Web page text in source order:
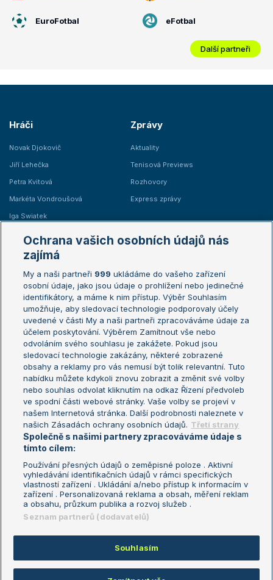
EuroFotbal eFotbal
Další partneři
Hráči
Novak Djokovič
Jiří Lehečka
Petra Kvitová
Markéta Vondroušová
Iga Swiatek
Zprávy
Aktuality
Tenisová Previews
Rozhovory
Express zprávy
Žebříčky
Žebříček ATP (muži)
Žebříček WTA (ženy)
Sázkařský žebříček
Australian Open
French Open
Wimbledon
US Open
Turnaj mistrů
Turnaj mistryň
Aktualní trendy
Fotbalové přestupy
Livesport Daily
LS Prague Open
Podmínky užití
Nastavení soukromí
GDPR a žurnalistika
Reklama
Kontakt
Informace o zpracování osobních
údajů
Copyright © 2008-2026 TenisPortal.cz. Využíváme zpravodajství ČTK.
Ochrana vašich osobních údajů nás
zajímá
My a naši partneři 999 ukládáme do vašeho zařízení
osobní údaje, jako jsou údaje o prohlížení nebo jedinečné
identifikátory, a máme k nim přístup. Výběr Souhlasím
umožňuje, aby sledovací technologie podporovaly účely
uvedené v části My a naši partneři zpracováváme údaje za
účelem poskytování. Výběrem Zamítnout vše nebo
odvoláním svého souhlasu je zakážete. Pokud jsou
sledovací technologie zakázány, některé zobrazené
obsahy a reklamy pro vás nemusí být tolik relevantní. Tuto
nabídku můžete kdykoli znovu zobrazit a změnit své volby
nebo souhlas odvolat kliknutím na odkaz Řízení předvoleb
ve spodní části webové stránky. Vaše volby se projeví v
našem Internetová stránka. Další podrobnosti naleznete v
našich Zásadách ochrany osobních údajů. Třetí strany
Společně s našimi partnery zpracováváme údaje s
tímto cílem:
Používání přesných údajů o zeměpisné poloze . Aktivní
vyhledávání identifikačních údajů v rámci specifických
vlastností zařízení . Ukládání a/nebo přístup k informacím v
zařízení . Personalizovaná reklama a obsah, měření reklam
a obsahu, průzkum publika a rozvoj služeb .
Seznam partnerů (dodavatelů)
Souhlasím